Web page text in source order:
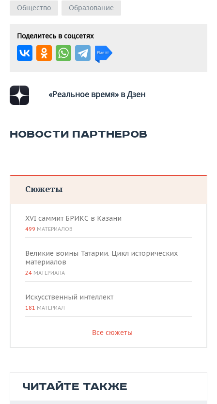
Общество Образование
Поделитесь в соцсетях
«Реальное время» в Дзен
НОВОСТИ ПАРТНЕРОВ
Сюжеты
XVI саммит БРИКС в Казани
499 МАТЕРИАЛОВ
Великие воины Татарии. Цикл исторических
материалов
24 МАТЕРИАЛА
Искусственный интеллект
181 МАТЕРИАЛ
Все сюжеты
ЧИТАЙТЕ ТАКЖЕ